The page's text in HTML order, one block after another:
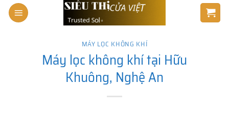
Skip
MÁY LỌC KHÔNG KHÍ
Máy lọc không khí tại Hữu
Khuông, Nghệ An